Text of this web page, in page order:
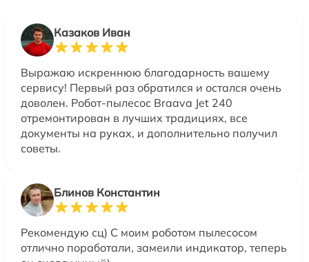
Казаков Иван
Выражаю искреннюю благодарность вашему
сервису! Первый раз обратился и остался очень
доволен. Робот-пылесос Braava Jet 240
отремонтирован в лучших традициях, все
документы на руках, и дополнительно получил
советы.
Блинов Константин
Рекомендую сц) С моим роботом пылесосом
отлично поработали, замеили индикатор, теперь